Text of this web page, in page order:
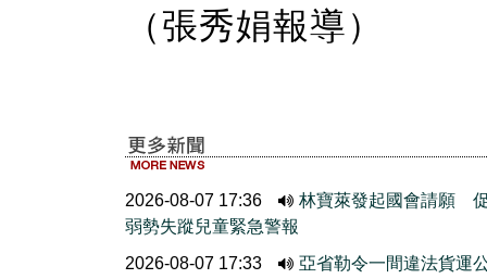
（張秀娟報導）
2026-08-07 17:36
林寶萊發起國會請願
弱勢失蹤兒童緊急警報
2026-08-07 17:33
亞省勒令一間違法貨運